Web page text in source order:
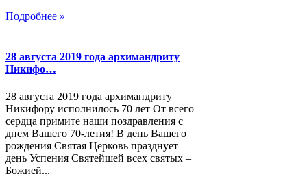
Подробнее »
28 августа 2019 года архимандриту
Никифо…
28 августа 2019 года архимандриту
Никифору исполнилось 70 лет От всего
сердца примите наши поздравления с
днем Вашего 70-летия! В день Вашего
рождения Святая Церковь празднует
день Успения Святейшей всех святых –
Божией...